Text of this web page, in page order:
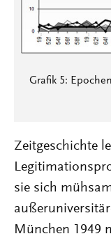
Grafik 5:
Zeitgeschichte
sie sich
München 1949